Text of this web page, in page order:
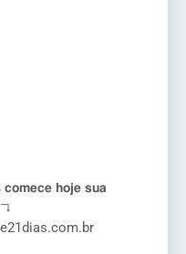
𝗰𝗼𝗺𝗲𝗰𝗲 𝗵𝗼𝗷𝗲 𝘀𝘂𝗮
↴